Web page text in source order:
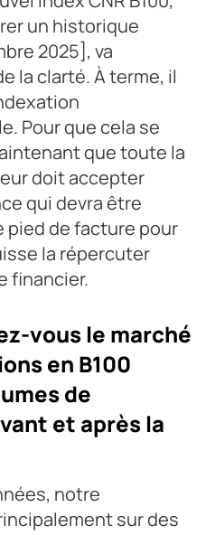
un historique
2025], va
la clarté. À terme, il
Pour que cela se
que toute la
doit accepter
qui devra être
pied de facture pour
la répercuter
financier.
vous le marché
en B100
de
et après la
notre
sur des